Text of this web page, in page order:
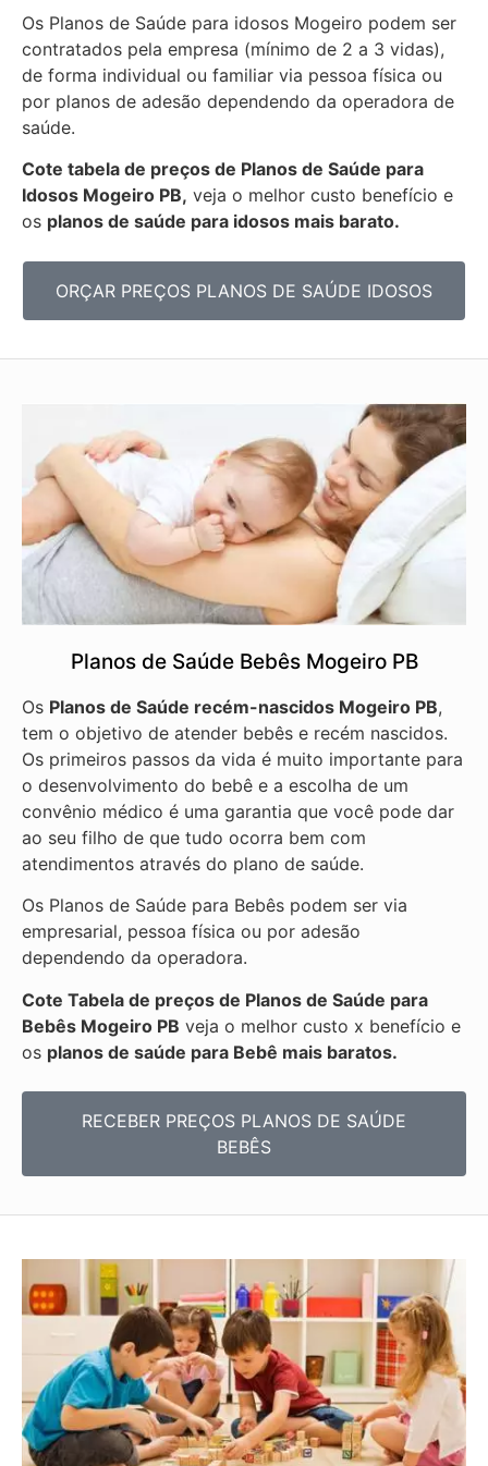
Os Planos de Saúde para idosos Mogeiro podem ser
contratados pela empresa (mínimo de 2 a 3 vidas),
de forma individual ou familiar via pessoa física ou
por planos de adesão dependendo da operadora de
saúde.
Cote tabela de preços de Planos de Saúde para
Idosos Mogeiro PB, veja o melhor custo benefício e
os planos de saúde para idosos mais barato.
ORÇAR PREÇOS PLANOS DE SAÚDE IDOSOS
Planos de Saúde Bebês Mogeiro PB
Os Planos de Saúde recém-nascidos Mogeiro PB,
tem o objetivo de atender bebês e recém nascidos.
Os primeiros passos da vida é muito importante para
o desenvolvimento do bebê e a escolha de um
convênio médico é uma garantia que você pode dar
ao seu filho de que tudo ocorra bem com
atendimentos através do plano de saúde.
Os Planos de Saúde para Bebês podem ser via
empresarial, pessoa física ou por adesão
dependendo da operadora.
Cote Tabela de preços de Planos de Saúde para
Bebês Mogeiro PB veja o melhor custo x benefício e
os planos de saúde para Bebê mais baratos.
RECEBER PREÇOS PLANOS DE SAÚDE
BEBÊS